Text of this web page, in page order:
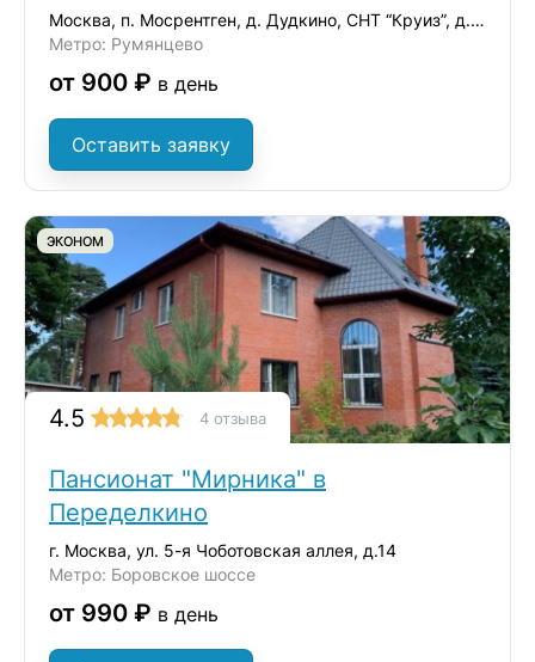
Москва, п. Мосрентген, д. Дудкино, СНТ “Круиз”, д.35
Метро: Румянцево
от 900 ₽ в день
Оставить заявку
ЭКОНОМ
4.5 4 отзыва
Пансионат "Мирника" в
Переделкино
г. Москва, ул. 5-я Чоботовская аллея, д.14
Метро: Боровское шоссе
от 990 ₽ в день